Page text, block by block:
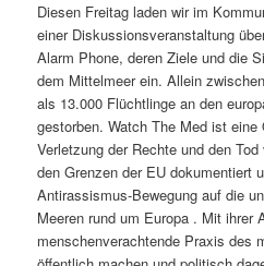
Diesen Freitag laden wir im
einer Diskussionsveranstaltung
Alarm Phone, deren Ziele und die
dem Mittelmeer ein. Allein
als 13.000 Flüchtlinge an den
gestorben. Watch The Med ist
Verletzung der Rechte und den
den Grenzen der EU dokumentiert
Antirassismus-Bewegung auf die
Meeren rund um Europa . Mit ihrer
menschenverachtende Praxis des